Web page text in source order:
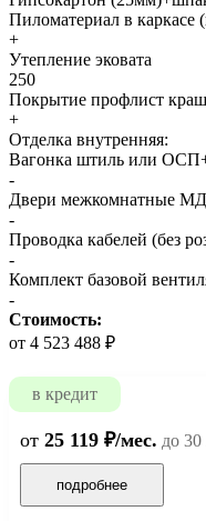
Пиломатериал в каркасе
+
Утепление эковата
250
Покрытие профлист
+
Отделка внутренняя:
Вагонка штиль или
-
Двери межкомнатные
-
Проводка кабелей (без
-
Комплект базовой
-
Стоимость:
от 4 523 488 ₽
в кредит
от 25 119 ₽/мес. до 30
подробнее